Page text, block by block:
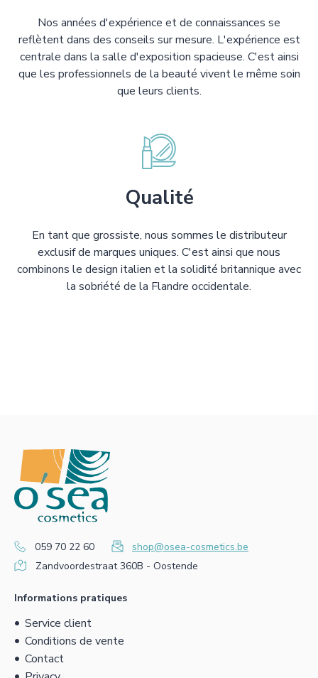
Nos années d'expérience et de connaissances se
reflètent dans des conseils sur mesure. L'expérience est
centrale dans la salle d'exposition spacieuse. C'est ainsi
que les professionnels de la beauté vivent le même soin
que leurs clients.
Qualité
En tant que grossiste, nous sommes le distributeur
exclusif de marques uniques. C'est ainsi que nous
combinons le design italien et la solidité britannique avec
la sobriété de la Flandre occidentale.
059 70 22 60
shop@osea-cosmetics.be
Zandvoordestraat 360B - Oostende
Informations pratiques
Service client
Conditions de vente
Contact